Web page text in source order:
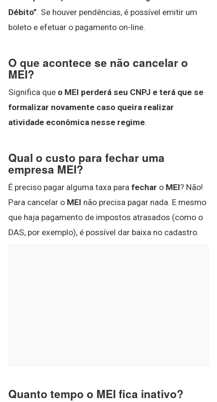
Débito”. Se houver pendências, é possível emitir um
boleto e efetuar o pagamento on-line.
O que acontece se não cancelar o
MEI?
Significa que o MEI perderá seu CNPJ e terá que se
formalizar novamente caso queira realizar
atividade econômica nesse regime.
Qual o custo para fechar uma
empresa MEI?
É preciso pagar alguma taxa para fechar o MEI? Não!
Para cancelar o MEI não precisa pagar nada. E mesmo
que haja pagamento de impostos atrasados (como o
DAS, por exemplo), é possível dar baixa no cadastro.
Quanto tempo o MEI fica inativo?